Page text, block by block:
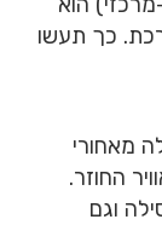
כך תעשו
מאחורי
החוזר.
וגם